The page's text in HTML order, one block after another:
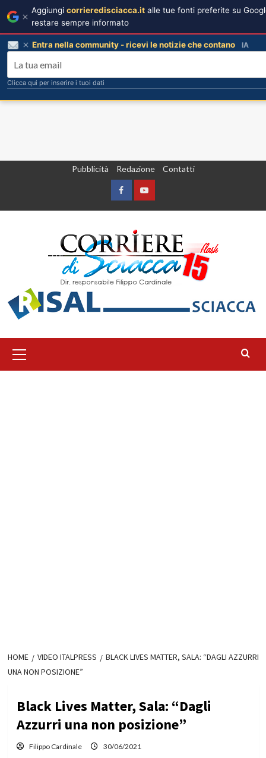
Pubblicità Redazione Contatti
FacebookYountube
principale
HOME VIDEO ITALPRESS
BLACK LIVES MATTER, SALA: “DAGLI AZZURRI
UNA NON POSIZIONE”
Black Lives Matter, Sala: “Dagli
Azzurri una non posizione”
Filippo Cardinale 30/06/2021
Aggiungi corrieredisciacca.it alle tue fonti preferite su
restare sempre informato
Entra nella community - ricevi le notizie che contano IA
Clicca qui per inserire i tuoi dati